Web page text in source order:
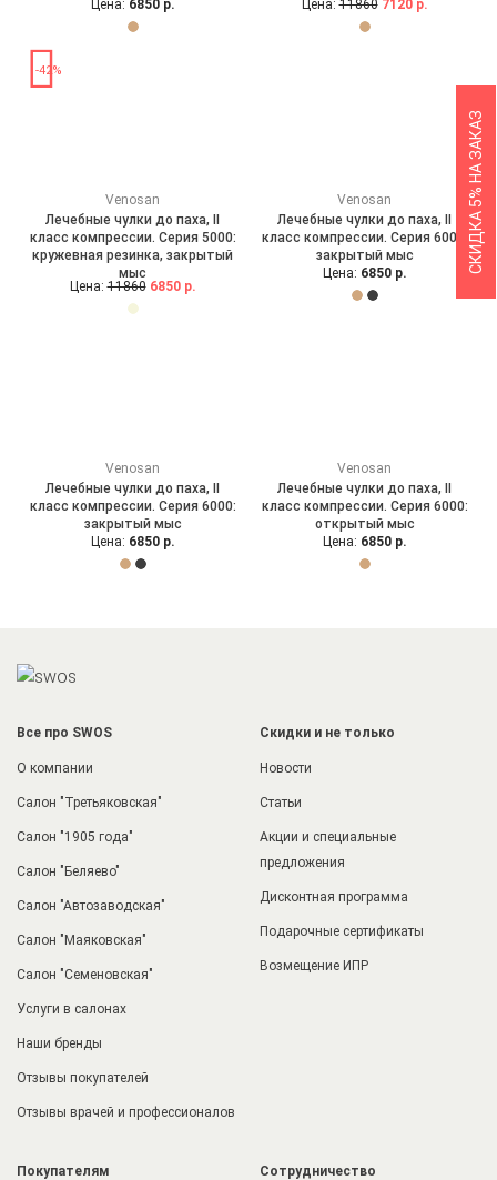
Цена: 6850 р. Цена:11860 7120 р.
-42%
Venosan
Лечебные чулки до паха, II
класс компрессии. Серия 5000:
кружевная резинка, закрытый
мыс
Цена:11860 6850 р.
Venosan
Лечебные чулки до паха, II
класс компрессии. Серия 6000:
закрытый мыс
Цена: 6850 р.
Venosan
Лечебные чулки до паха, II
класс компрессии. Серия 6000:
закрытый мыс
Цена: 6850 р.
Venosan
Лечебные чулки до паха, II
класс компрессии. Серия 6000:
открытый мыс
Цена: 6850 р.
Все про SWOS
О компании
Салон "Третьяковская"
Салон "1905 года"
Салон "Беляево"
Салон "Автозаводская"
Салон "Маяковская"
Салон "Семеновская"
Услуги в салонах
Наши бренды
Отзывы покупателей
Отзывы врачей и профессионалов
Скидки и не только
Новости
Статьи
Акции и специальные
предложения
Дисконтная программа
Подарочные сертификаты
Возмещение ИПР
Покупателям Сотрудничество
СКИДКА 5% НА ЗАКАЗ